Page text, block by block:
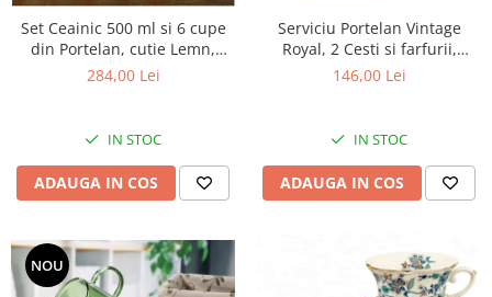
Set Ceainic 500 ml si 6 cupe
din Portelan, cutie Lemn,
Verde
284,00 Lei
IN STOC
ADAUGA IN COS
Serviciu Portelan Vintage
Royal, 2 Cesti si farfurii,
SPRING BOUQUET
146,00 Lei
IN STOC
ADAUGA IN COS
NOU